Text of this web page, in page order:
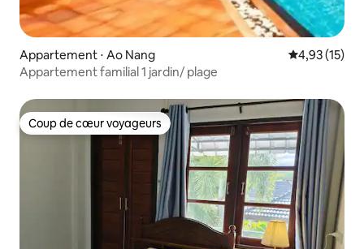
Appartement ⋅ Ao Nang Évaluation
4,93 (15)
Appartement familial 1 jardin/ plage
Coup de cœur voyageurs
Coup de cœur voyageurs